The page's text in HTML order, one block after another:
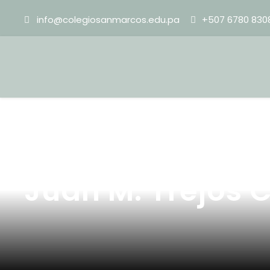
info@colegiosanmarcos.edu.pa +507 6780
Juan M. Trejos